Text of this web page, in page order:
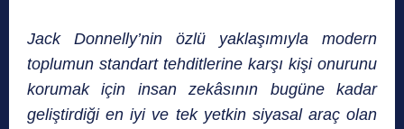
Jack Donnelly’nin özlü yaklaşımıyla modern
toplumun standart tehditlerine karşı kişi onurunu
korumak için insan zekâsının bugüne kadar
geliştirdiği en iyi ve tek yetkin siyasal araç olan